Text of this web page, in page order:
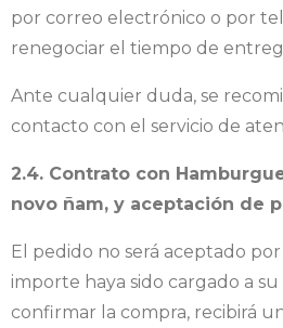
por correo electrónico o por
renegociar el tiempo de
Ante cualquier duda, se
contacto con el servicio de
2.4. Contrato con
novo ñam, y aceptación de
El pedido no será aceptado
importe haya sido cargado a
confirmar la compra, recibirá